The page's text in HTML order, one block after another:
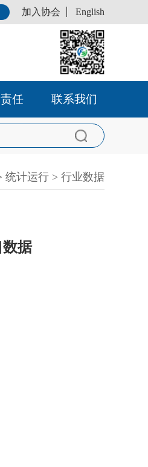
加入协会 English
任 联系我们
统计运行 > 行业数据
数据